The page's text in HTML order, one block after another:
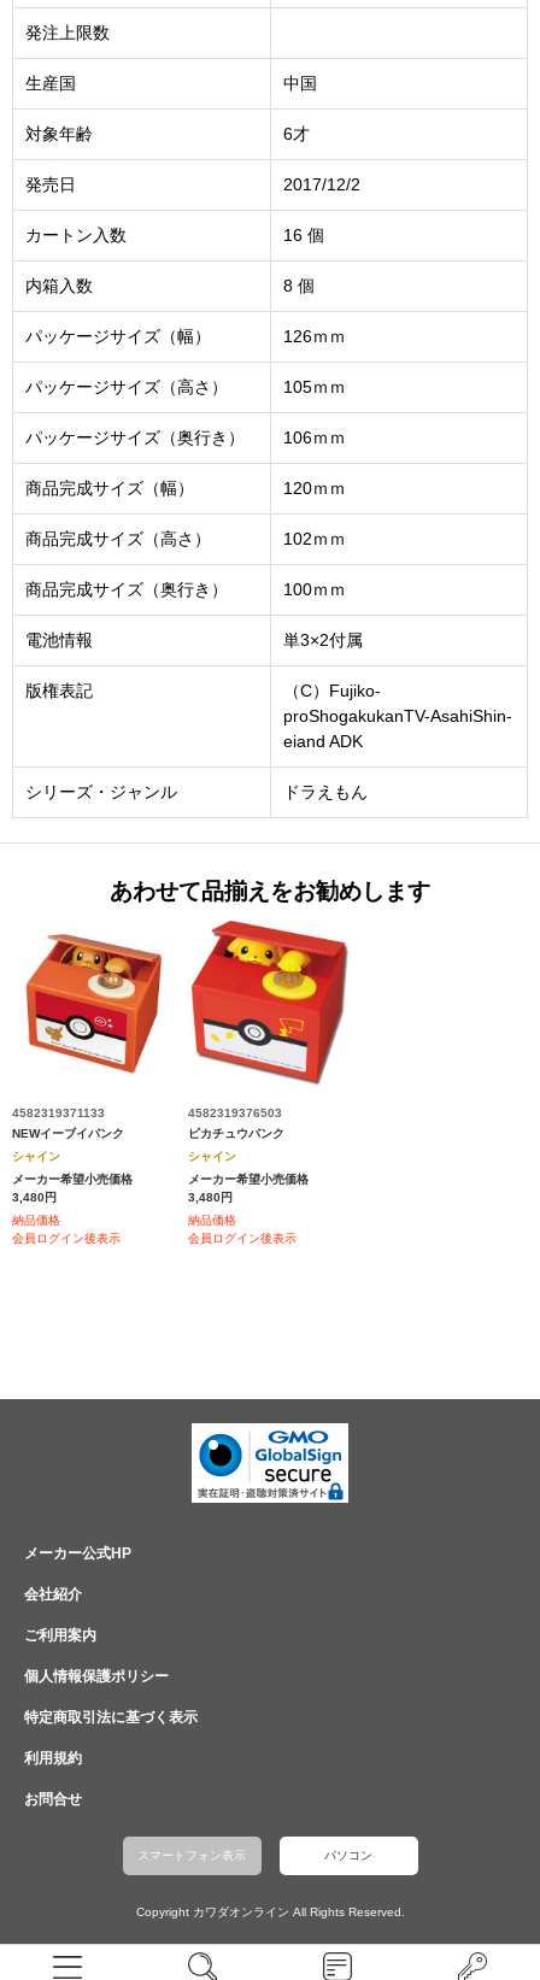
発注上限数
生産国 中国
対象年齢 6才
発売日 2017/12/2
カートン入数 16 個
内箱入数 8 個
パッケージサイズ（幅） 126ｍｍ
パッケージサイズ（高さ） 105ｍｍ
パッケージサイズ（奥行き） 106ｍｍ
商品完成サイズ（幅） 120ｍｍ
商品完成サイズ（高さ） 102ｍｍ
商品完成サイズ（奥行き） 100ｍｍ
電池情報 単3×2付属
版権表記
（C）Fujiko-
proShogakukanTV-AsahiShin-
eiand ADK
シリーズ・ジャンル ドラえもん
あわせて品揃えをお勧めします
4582319371133
NEWイーブイバンク
シャイン
メーカー希望小売価格
3,480円
納品価格
会員ログイン後表示
4582319376503
ピカチュウバンク
シャイン
メーカー希望小売価格
3,480円
納品価格
会員ログイン後表示
メーカー公式HP
会社紹介
ご利用案内
個人情報保護ポリシー
特定商取引法に基づく表示
利用規約
お問合せ
スマートフォン表示 パソコン
Copyright カワダオンライン All Rights Reserved.